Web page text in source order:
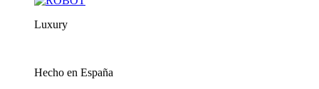
Luxury
Hecho en España